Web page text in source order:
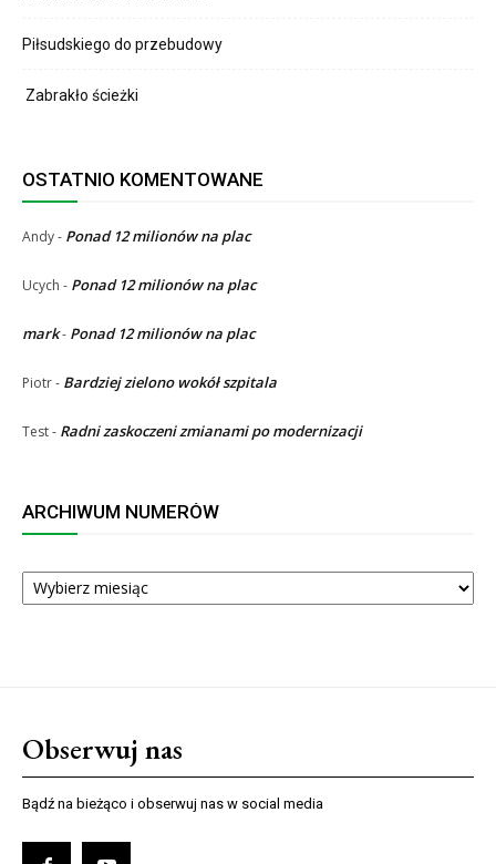
Piłsudskiego do przebudowy
Zabrakło ścieżki
OSTATNIO KOMENTOWANE
Andy- Ponad 12 milionów na plac
Ucych - Ponad 12 milionów na plac
mark- Ponad 12 milionów na plac
Piotr- Bardziej zielono wokół szpitala
Test- Radni zaskoczeni zmianami po modernizacji
ARCHIWUM NUMERÓW
ARCHIWUM
NUMERÓW
Obserwuj nas
Bądź na bieżąco i obserwuj nas w social media